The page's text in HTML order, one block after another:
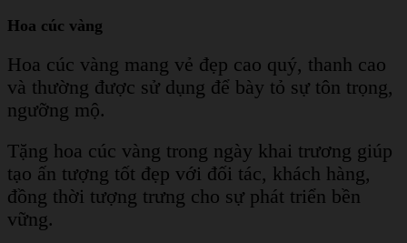
Hoa cúc vàng
Hoa cúc vàng mang vẻ đẹp cao quý, thanh cao
và thường được sử dụng để bày tỏ sự tôn trọng,
ngưỡng mộ.
Tặng hoa cúc vàng trong ngày khai trương giúp
tạo ấn tượng tốt đẹp với đối tác, khách hàng,
đồng thời tượng trưng cho sự phát triển bền
vững.